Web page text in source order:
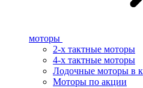
моторы
2-х тактные моторы
4-х тактные моторы
Лодочные моторы в
Моторы по акции